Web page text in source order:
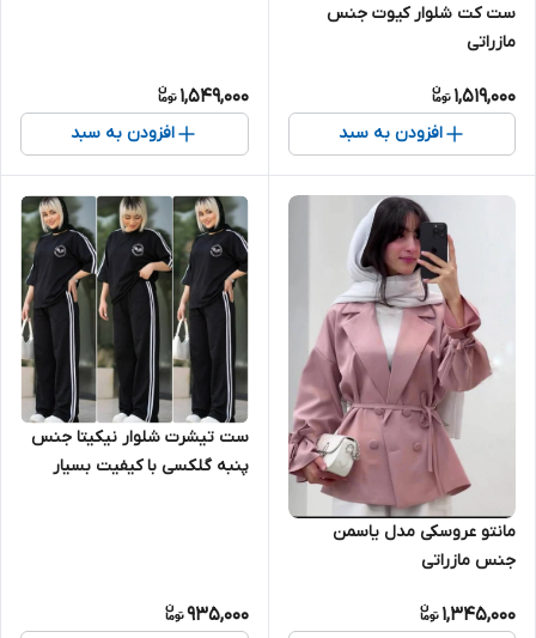
ست کت شلوار کیوت جنس
مازراتی
1,519,000
افزودن به سبد
1,549,000
افزودن به سبد
مانتو عروسکی مدل یاسمن
جنس مازراتی
1,345,000
ست تیشرت شلوار نیکیتا جنس
پنبه گلکسی با کیفیت بسیار
935,000